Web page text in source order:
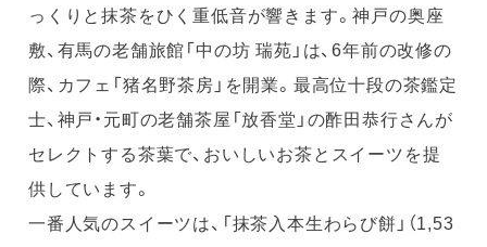
っくりと抹茶をひく重低音が響きます。神戸の奥座
敷、有馬の老舗旅館「中の坊 瑞苑」は、6年前の改修の
際、カフェ「猪名野茶房」を開業。最高位十段の茶鑑定
士、神戸・元町の老舗茶屋「放香堂」の酢田恭行さんが
セレクトする茶葉で、おいしいお茶とスイーツを提
供しています。
一番人気のスイーツは、「抹茶入本生わらび餅」（1,53